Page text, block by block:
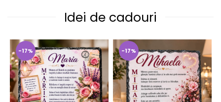
Idei de cadouri
-17% -17%